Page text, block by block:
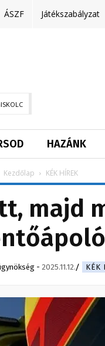
ÁSZF Játékszabályzat
HAZÁNK
Kezdőlap KÉK HÍREK
majd
- 2025.11.12. KÉK